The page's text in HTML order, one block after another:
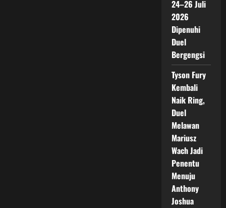
24–26 Juli
2026
Dipenuhi
Duel
Bergengsi
Tyson Fury
Kembali
Naik Ring,
Duel
Melawan
Mariusz
Wach Jadi
Penentu
Menuju
Anthony
Joshua